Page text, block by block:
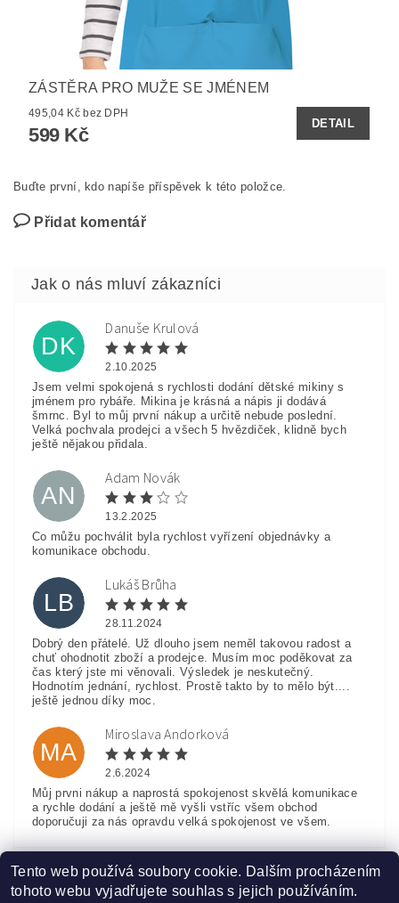
ZÁSTĚRA PRO MUŽE SE JMÉNEM
495,04 Kč bez DPH
599 Kč
DETAIL
Buďte první, kdo napíše příspěvek k této položce.
Přidat komentář
DK
Danuše Krulová
2.10.2025
Jsem velmi spokojená s rychlosti dodání dětské mikiny s
jménem pro rybáře. Mikina je krásná a nápis ji dodává
šmrnc. Byl to můj první nákup a určitě nebude poslední.
Velká pochvala prodejci a všech 5 hvězdiček, klidně bych
ještě nějakou přidala.
AN
Adam Novák
13.2.2025
Co můžu pochválit byla rychlost vyřízení objednávky a
komunikace obchodu.
LB
Lukáš Brůha
28.11.2024
Dobrý den přátelé. Už dlouho jsem neměl takovou radost a
chuť ohodnotit zboží a prodejce. Musím moc poděkovat za
čas který jste mi věnovali. Výsledek je neskutečný.
Hodnotím jednání, rychlost. Prostě takto by to mělo být....
ještě jednou díky moc.
MA
Miroslava Andorková
2.6.2024
Můj prvni nákup a naprostá spokojenost skvělá komunikace
a rychle dodání a ještě mě vyšli vstříc všem obchod
doporučuji za nás opravdu velká spokojenost ve všem.
Tento web používá soubory cookie. Dalším procházením
tohoto webu vyjadřujete souhlas s jejich používáním.